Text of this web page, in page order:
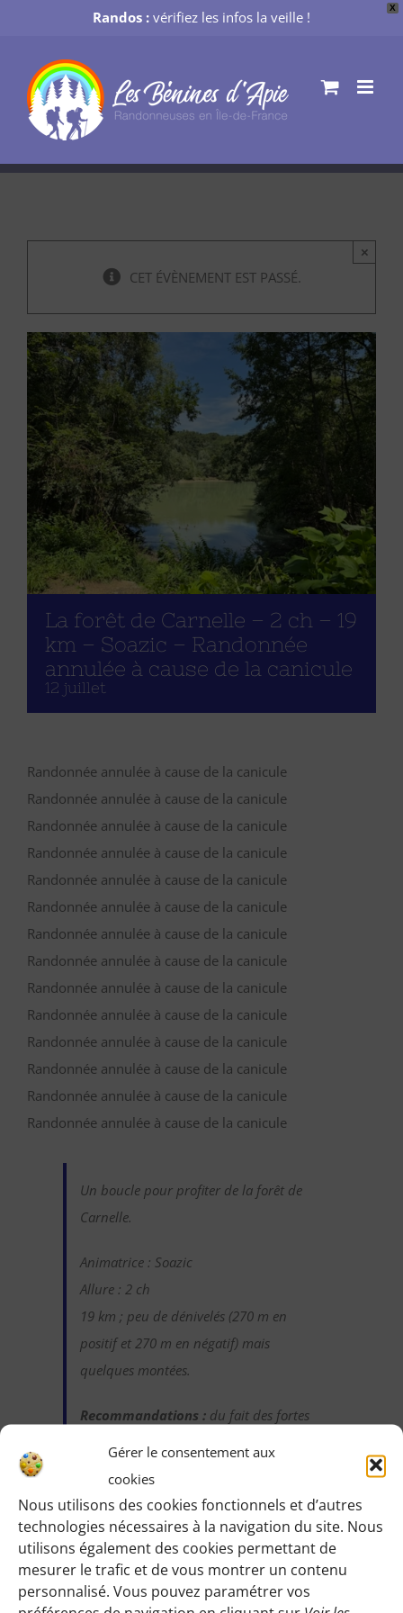
X
Randos : vérifiez les infos la veille !
Gérer le consentement aux
cookies
Nous utilisons des cookies fonctionnels et d’autres
technologies nécessaires à la navigation du site. Nous
utilisons également des cookies permettant de
mesurer le trafic et de vous montrer un contenu
personnalisé. Vous pouvez paramétrer vos
contenu
CET ÉVÈNEMENT EST PASSÉ.
×
La forêt de Carnelle – 2 ch – 19
km – Soazic – Randonnée
annulée à cause de la canicule
12 juillet
Randonnée annulée à cause de la canicule
Randonnée annulée à cause de la canicule
Randonnée annulée à cause de la canicule
Randonnée annulée à cause de la canicule
Randonnée annulée à cause de la canicule
Randonnée annulée à cause de la canicule
Randonnée annulée à cause de la canicule
Randonnée annulée à cause de la canicule
Randonnée annulée à cause de la canicule
Randonnée annulée à cause de la canicule
Randonnée annulée à cause de la canicule
Randonnée annulée à cause de la canicule
Randonnée annulée à cause de la canicule
Randonnée annulée à cause de la canicule
Un boucle pour profiter de la forêt de
Carnelle.
Animatrice : Soazic
Allure : 2 ch
19 km ; peu de dénivelés (270 m en
positif et 270 m en négatif) mais
quelques montées.
Recommandations : du fait des fortes
bob…) et suffisamment d’eau (2 litres).
Identifiez-vous pour voir les détails de cette